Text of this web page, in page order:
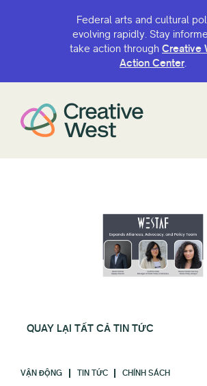
Federal arts and cultural
evolving rapidly. Stay
take action through Creative
Action Center.
QUAY LẠI TẤT CẢ TIN TỨC
VẬN ĐỘNG TIN TỨC CHÍNH SÁCH